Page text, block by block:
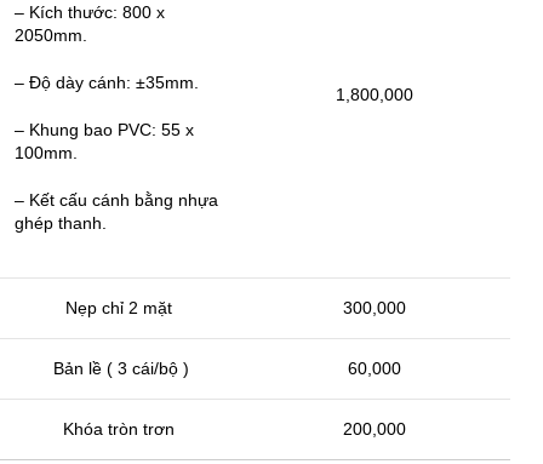
– Kích thước: 800 x
2050mm.
– Độ dày cánh: ±35mm.
– Khung bao PVC: 55 x
100mm.
– Kết cấu cánh bằng nhựa
ghép thanh.
1,800,000
Nẹp chỉ 2 mặt 300,000
Bản lề ( 3 cái/bộ ) 60,000
Khóa tròn trơn 200,000